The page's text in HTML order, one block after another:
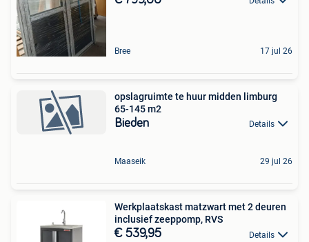
Bree 17 jul 26
opslagruimte te huur midden limburg
65-145 m2
Bieden Details
Maaseik 29 jul 26
Werkplaatskast matzwart met 2 deuren
inclusief zeeppomp, RVS
€ 539,95 Details